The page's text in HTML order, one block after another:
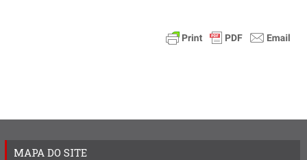
MAPA DO SITE